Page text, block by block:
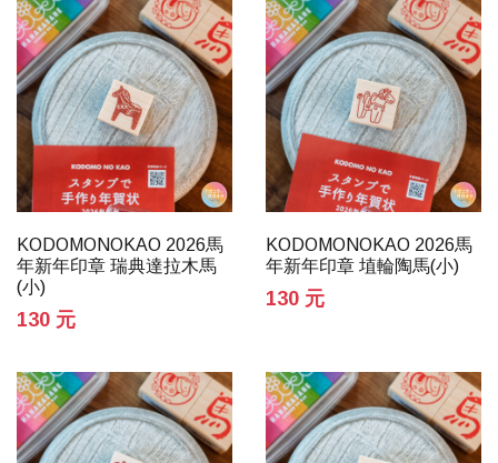
KODOMONOKAO 2026馬
年新年印章 瑞典達拉木馬
(小)
130 元
KODOMONOKAO 2026馬
年新年印章 埴輪陶馬(小)
130 元